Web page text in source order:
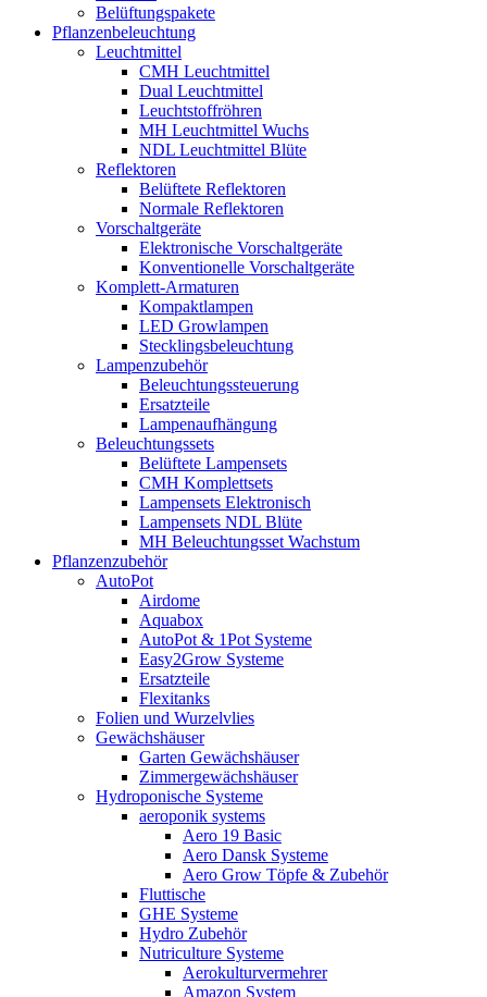
Belüftungspakete
Pflanzenbeleuchtung
Leuchtmittel
CMH Leuchtmittel
Dual Leuchtmittel
Leuchtstoffröhren
MH Leuchtmittel Wuchs
NDL Leuchtmittel Blüte
Reflektoren
Belüftete Reflektoren
Normale Reflektoren
Vorschaltgeräte
Elektronische Vorschaltgeräte
Konventionelle Vorschaltgeräte
Komplett-Armaturen
Kompaktlampen
LED Growlampen
Stecklingsbeleuchtung
Lampenzubehör
Beleuchtungssteuerung
Ersatzteile
Lampenaufhängung
Beleuchtungssets
Belüftete Lampensets
CMH Komplettsets
Lampensets Elektronisch
Lampensets NDL Blüte
MH Beleuchtungsset Wachstum
Pflanzenzubehör
AutoPot
Airdome
Aquabox
AutoPot & 1Pot Systeme
Easy2Grow Systeme
Ersatzteile
Flexitanks
Folien und Wurzelvlies
Gewächshäuser
Garten Gewächshäuser
Zimmergewächshäuser
Hydroponische Systeme
aeroponik systems
Aero 19 Basic
Aero Dansk Systeme
Aero Grow Töpfe & Zubehör
Fluttische
GHE Systeme
Hydro Zubehör
Nutriculture Systeme
Aerokulturvermehrer
Amazon System